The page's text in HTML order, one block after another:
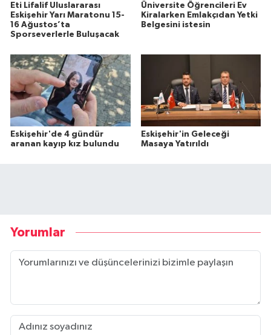
Eti Lifalif Uluslararası
Eskişehir Yarı Maratonu 15-
16 Ağustos’ta
Sporseverlerle Buluşacak
Üniversite Öğrencileri Ev
Kiralarken Emlakçıdan Yetki
Belgesini istesin
Eskişehir'de 4 gündür
aranan kayıp kız bulundu
Eskişehir'in Geleceği
Masaya Yatırıldı
Yorumlar